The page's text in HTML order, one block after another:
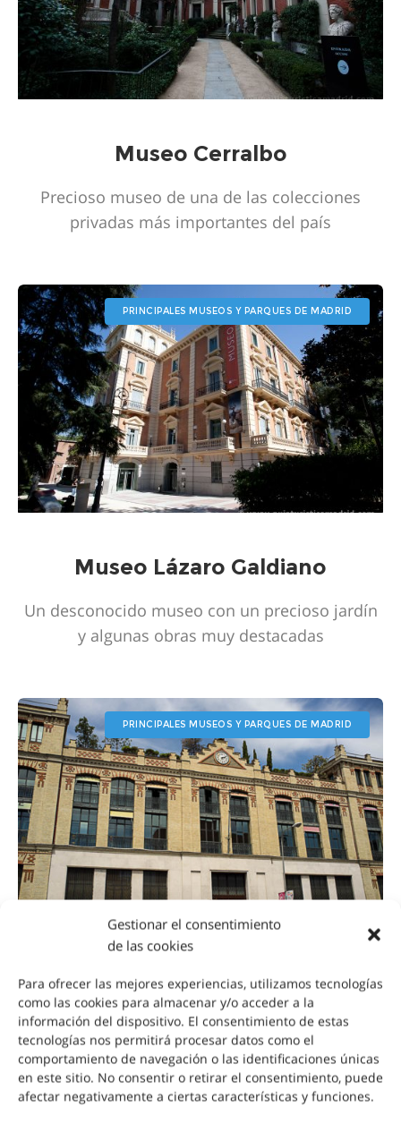
Gestionar el consentimiento
de las cookies
Para ofrecer las mejores experiencias, utilizamos tecnologías
como las cookies para almacenar y/o acceder a la
información del dispositivo. El consentimiento de estas
tecnologías nos permitirá procesar datos como el
comportamiento de navegación o las identificaciones únicas
en este sitio. No consentir o retirar el consentimiento, puede
afectar negativamente a ciertas características y funciones.
Museo Cerralbo
Precioso museo de una de las colecciones
privadas más importantes del país
PRINCIPALES MUSEOS Y PARQUES DE MADRID
Museo Lázaro Galdiano
Un desconocido museo con un precioso jardín
y algunas obras muy destacadas
PRINCIPALES MUSEOS Y PARQUES DE MADRID
La Casa Encendida
Centro Cultural gestionado por Bankia